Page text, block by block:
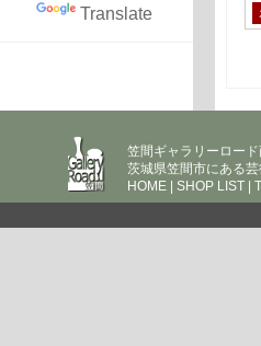
Translate
笠間ギャラリーロー
茨城県笠間市にある
HOME| SHOP LIST|